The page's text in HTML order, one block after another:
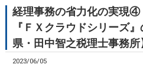
経理事務の省力化の実現
『ＦＸクラウドシリーズ
県・田中智之税理士事務所
2023/06/05